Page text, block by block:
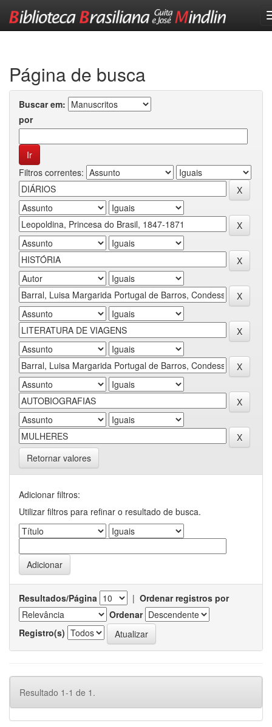
Página de busca
Buscar em:
por
Filtros correntes:
Retornar valores
Adicionar filtros:
Utilizar filtros para refinar o resultado de busca.
Resultados/Página | Ordenar registros por
Ordenar
Registro(s)
Resultado 1-1 de 1.